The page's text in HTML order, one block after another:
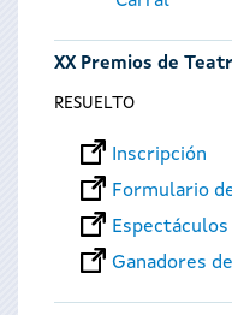
XX Premios de
RESUELTO
Inscripción
Formulario
Ganadores